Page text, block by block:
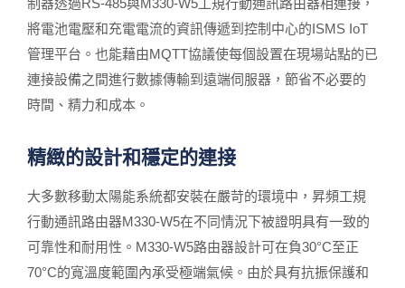
將電池電壓和充電電流的資訊傳遞到控制中心的ISMS IoT
管理平台。也能藉由MQTT協議使每個設置在現場站點的已
連接設備之間進行數據傳輸到遠端伺服器，節省不必要的
時間、精力和成本。
精緻的設計和穩定的連接
大多數移動太陽能系統都安裝在嚴苛的環境中，昇頻工規
行動通訊路由器M330-W5在不同情況下被證明具有一致的
可靠性和耐用性。M330-W5路由器設計可在負30°C至正
70°C的寬溫度範圍內承受極端氣候。由於具有抗振保護和